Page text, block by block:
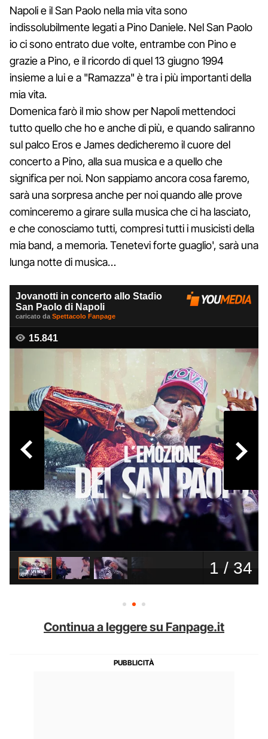
Napoli e il San Paolo nella mia vita sono
indissolubilmente legati a Pino Daniele. Nel San Paolo
io ci sono entrato due volte, entrambe con Pino e
grazie a Pino, e il ricordo di quel 13 giugno 1994
insieme a lui e a "Ramazza" è tra i più importanti della
mia vita.
Domenica farò il mio show per Napoli mettendoci
tutto quello che ho e anche di più, e quando saliranno
sul palco Eros e James dedicheremo il cuore del
concerto a Pino, alla sua musica e a quello che
significa per noi. Non sappiamo ancora cosa faremo,
sarà una sorpresa anche per noi quando alle prove
cominceremo a girare sulla musica che ci ha lasciato,
e che conosciamo tutti, compresi tutti i musicisti della
mia band, a memoria. Tenetevi forte guaglio', sarà una
lunga notte di musica…
Continua a leggere su Fanpage.it